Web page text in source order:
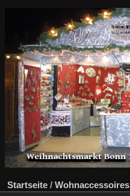
Startseite / Wohnaccessoires